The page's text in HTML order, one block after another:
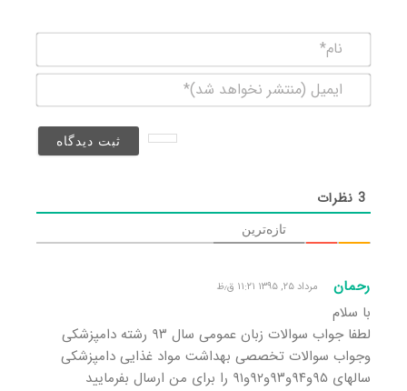
(منتشر
3 نظرات
تازه‌ترین
رحمان مرداد ۲۵, ۱۳۹۵ ۱۱:۲۱ ق٫ظ
با سلام
لطفا جواب سوالات زبان عمومی سال ۹۳ رشته دامپزشکی
وجواب سوالات تخصصی بهداشت مواد غذایی دامپزشکی
سالهای ۹۵و۹۴و۹۳و۹۲و۹۱ را برای من ارسال بفرمایید